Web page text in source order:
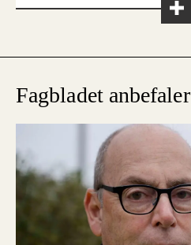
Fagbladet anbefaler